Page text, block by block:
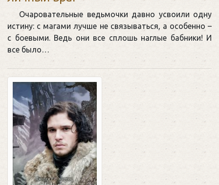
Очаровательные ведьмочки давно усвоили одну
истину: с магами лучше не связываться, а особенно –
с боевыми. Ведь они все сплошь наглые бабники! И
все было…